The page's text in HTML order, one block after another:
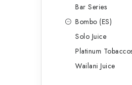
Bar Series
Bombo (ES)
Solo Juice
Platinum
Wailani Juice